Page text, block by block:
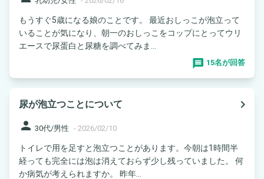
もうすぐ5歳になる娘のことです。 最近おしっこが泡立って
いることが気になり、朝一のおしっこをコップにとってウリ
エースで尿蛋白と尿糖を調べてみま...
15名が回答
尿が泡立つことについて
navigate_next
person 30代/男性 - 2026/02/10
トイレで用を足すと泡立つことがあります。今朝は1時間半
経っても完全には泡は消えておらず少し残っていました。 何
か病気が考えられますか。 昨年...